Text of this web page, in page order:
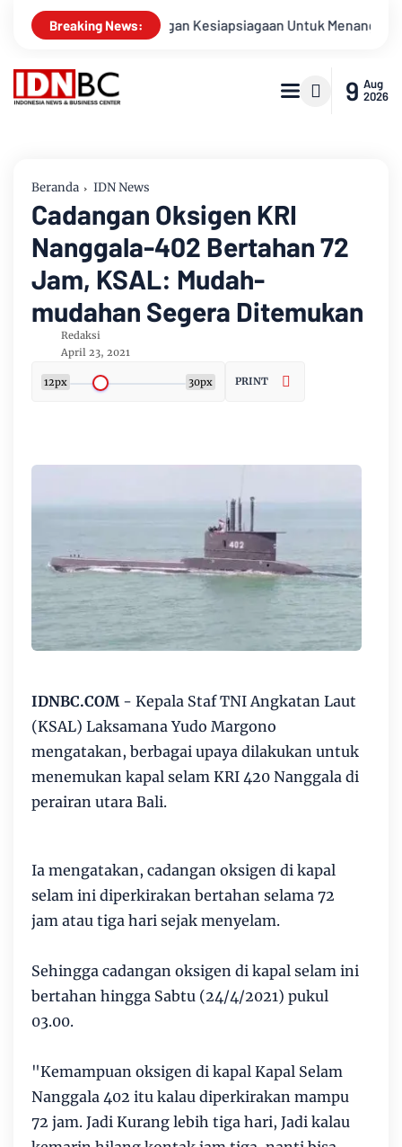
Breaking News:
Gabungan Kesiapsiagaan Untuk Menanggulangi Bencana
9 Aug
2026
Beranda IDN News
Cadangan Oksigen KRI
Nanggala-402 Bertahan 72
Jam, KSAL: Mudah-
mudahan Segera Ditemukan
Redaksi
April 23, 2021
12px 30px PRINT
IDNBC.COM- Kepala Staf TNI Angkatan Laut
(KSAL) Laksamana Yudo Margono
mengatakan, berbagai upaya dilakukan untuk
menemukan kapal selam KRI 420 Nanggala di
perairan utara Bali.
Ia mengatakan, cadangan oksigen di kapal
selam ini diperkirakan bertahan selama 72
jam atau tiga hari sejak menyelam.
Sehingga cadangan oksigen di kapal selam ini
bertahan hingga Sabtu (24/4/2021) pukul
03.00.
"Kemampuan oksigen di kapal Kapal Selam
Nanggala 402 itu kalau diperkirakan mampu
72 jam. Jadi Kurang lebih tiga hari, Jadi kalau